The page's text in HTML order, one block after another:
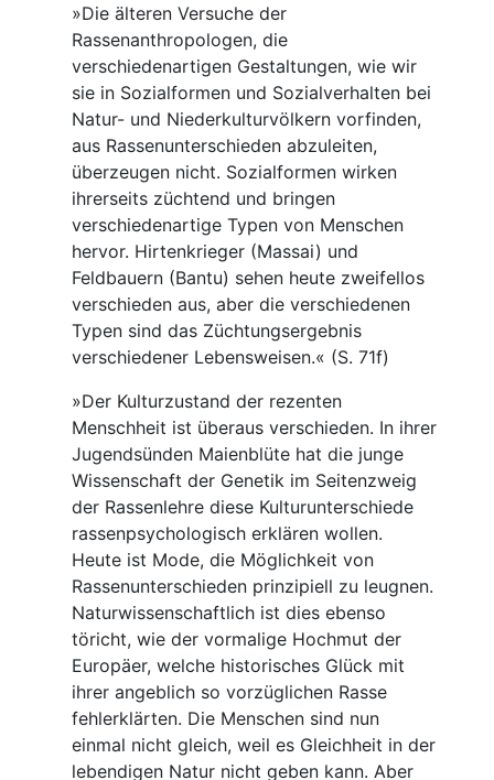
»Die älteren Versuche der
Rassenanthropologen, die
verschiedenartigen Gestaltungen, wie wir
sie in Sozialformen und Sozialverhalten bei
Natur- und Niederkulturvölkern vorfinden,
aus Rassenunterschieden abzuleiten,
überzeugen nicht. Sozialformen wirken
ihrerseits züchtend und bringen
verschiedenartige Typen von Menschen
hervor. Hirtenkrieger (Massai) und
Feldbauern (Bantu) sehen heute zweifellos
verschieden aus, aber die verschiedenen
Typen sind das Züchtungsergebnis
verschiedener Lebensweisen.« (S. 71f)
»Der Kulturzustand der rezenten
Menschheit ist überaus verschieden. In ihrer
Jugendsünden Maienblüte hat die junge
Wissenschaft der Genetik im Seitenzweig
der Rassenlehre diese Kulturunterschiede
rassenpsychologisch erklären wollen.
Heute ist Mode, die Möglichkeit von
Rassenunterschieden prinzipiell zu leugnen.
Naturwissenschaftlich ist dies ebenso
töricht, wie der vormalige Hochmut der
Europäer, welche historisches Glück mit
ihrer angeblich so vorzüglichen Rasse
fehlerklärten. Die Menschen sind nun
einmal nicht gleich, weil es Gleichheit in der
lebendigen Natur nicht geben kann. Aber